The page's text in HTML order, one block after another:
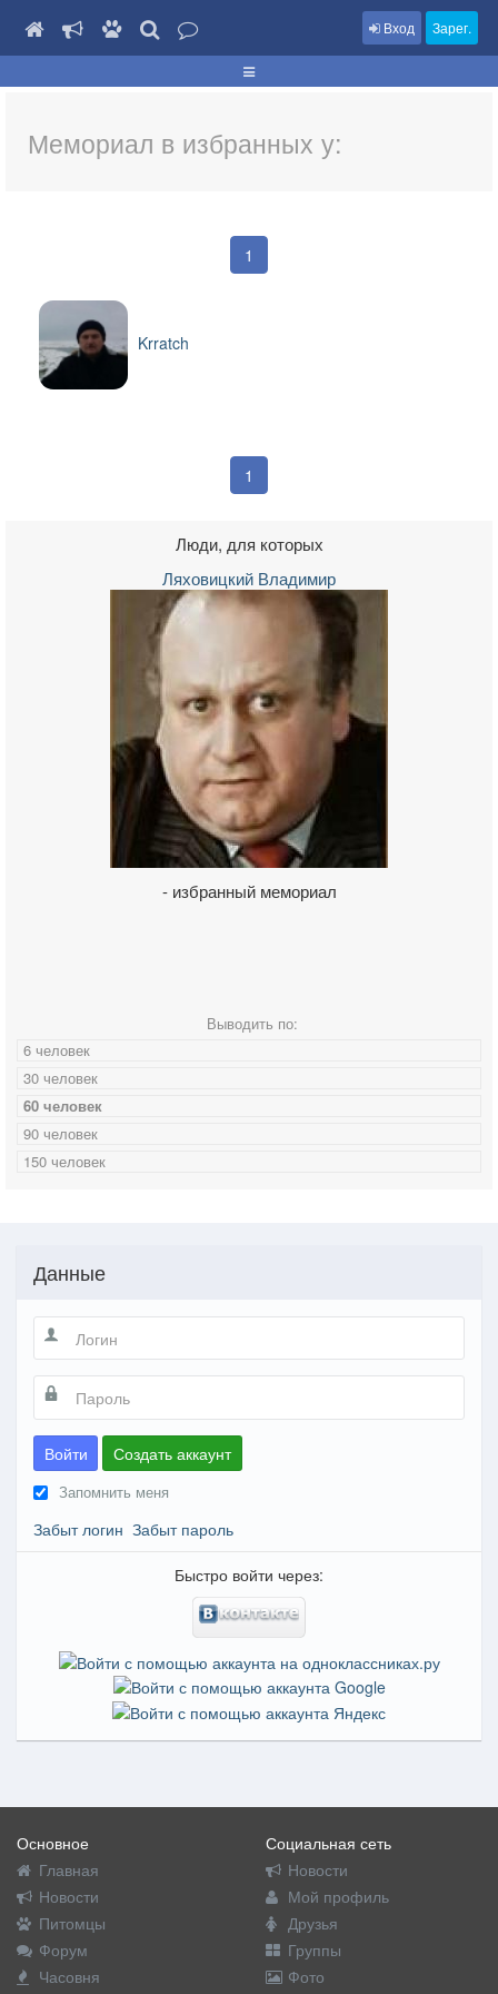
Вход Зарег.
Мемориал в избранных у:
1
Krratch
1
Люди, для которых
Ляховицкий Владимир
- избранный мемориал
Выводить по:
6 человек
30 человек
60 человек
90 человек
150 человек
Данные
Войти Создать аккаунт
Запомнить меня
Забыт логин Забыт пароль
Быстро войти через:
Основное
Главная
Новости
Питомцы
Форум
Часовня
Социальная сеть
Новости
Мой профиль
Друзья
Группы
Фото